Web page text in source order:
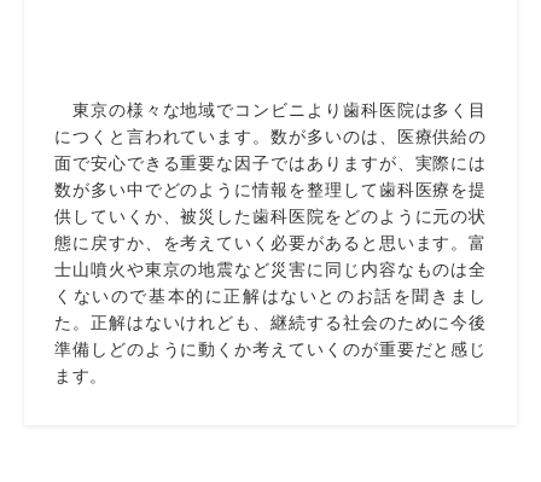
東京の様々な地域でコンビニより歯科医院は多く目
につくと言われています。数が多いのは、医療供給の
面で安心できる重要な因子ではありますが、実際には
数が多い中でどのように情報を整理して歯科医療を提
供していくか、被災した歯科医院をどのように元の状
態に戻すか、を考えていく必要があると思います。富
士山噴火や東京の地震など災害に同じ内容なものは全
くないので基本的に正解はないとのお話を聞きまし
た。正解はないけれども、継続する社会のために今後
準備しどのように動くか考えていくのが重要だと感じ
ます。